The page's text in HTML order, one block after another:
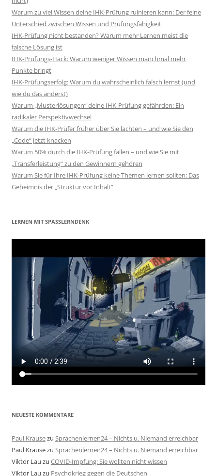
Warum zu viel Wissen deine IHK-Prüfung ruinieren kann: Der feine
Unterschied zwischen Wissen und Prüfungsfähigkeit
IHK-Prüfung nicht bestanden? Warum mehr Lernen meist die
falsche Lösung ist
IHK-Prüfungs-Hack: Warum weniger Wissen manchmal mehr
Punkte bringt
IHK-Prüfungserfolg: Warum du wahrscheinlich falsch lernst (und
wie du das änderst)
Warum „Musterlösungen“ deine IHK-Prüfung gefährden: Ein
radikaler Perspektivwechsel
Warum die IHK-Prüfer früher über Sie lachten – und wie Sie den
„Code“ jetzt knacken
Warum 50% durch die IHK-Prüfung fallen – und wie Sie mit
„Transferleistung“ zu den Gewinnern gehören
Warum Sie für Ihre IHK-Prüfung keine Themen lernen sollten: Das
Geheimnis der „Struktur vor Inhalt“
LERNEN MIT SPASSLERNDENK
NEUESTE KOMMENTARE
Paul Krausezu Sprachenlernen24 – Nichts u. Niemand erreichbar
Paul Krausezu Sprachenlernen24 – Nichts u. Niemand erreichbar
Viktor Lau zu COVID-Impfung: Sie wollten nicht wissen
Viktor Lau zu Psychokrieg gegen die Deutschen